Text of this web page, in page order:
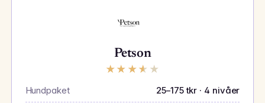
Petson
★ ★ ★ ★ ★
Hundpaket 25–175 tkr · 4 nivåer